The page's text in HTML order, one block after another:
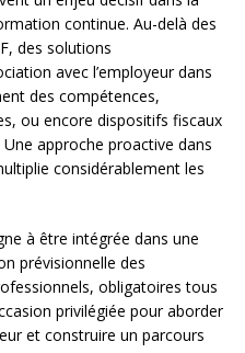
continue. Au-delà des
des solutions
avec l’employeur dans
des compétences,
ou encore dispositifs fiscaux
approche proactive dans
considérablement les
à être intégrée dans une
prévisionnelle des
obligatoires tous
privilégiée pour aborder
et construire un parcours